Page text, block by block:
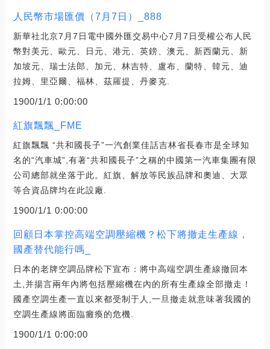
人民幣市場匯價（7月7日）_888
新華社北京7月7日電中國外匯交易中心7月7日受權公布人民
幣對美元、歐元、日元、港元、英鎊、澳元、新西蘭元、新
加坡元、瑞士法郎、加元、林吉特、盧布、蘭特、韓元、迪
拉姆、里亞爾、福林、茲羅提、丹麥克.
1900/1/1 0:00:00
紅旗飄飄_FME
紅旗飄飄 “共和國長子”一汽創業佳話吉林省長春市是全球知
名的“汽車城”,有著“共和國長子”之稱的中國第一汽車集團有限
公司總部就坐落于此。紅旗、解放等民族品牌和奧迪、大眾
等合資品牌均在此設廠.
1900/1/1 0:00:00
回顧日本掌控高端空調壓縮機？松下將撤走生產線，
國產替代能行嗎_
日本的老牌空調品牌松下宣布：將中高端空調生產線撤回本
土,并揚言兩年內將包括壓縮機在內的所有生產線全部撤走！
國產空調生產一直以來都受制于人,一旦撤走就意味著我國的
空調生產線將面臨癱瘓的危機.
1900/1/1 0:00:00